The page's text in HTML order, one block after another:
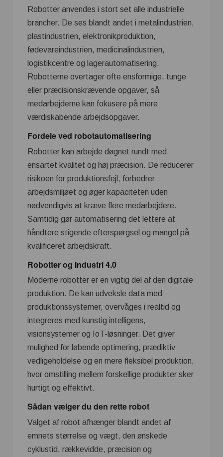
Robotter anvendes i stort set alle industrielle
brancher. De ses blandt andet i metalindustrien,
plastindustrien, elektronikproduktion,
fødevareindustrien, medicinalindustrien,
logistikcentre og lagerautomatisering.
Robotterne overtager ofte ensformige, tunge
eller præcisionskrævende opgaver, så
medarbejderne kan fokusere på mere
værdiskabende arbejdsopgaver.
Fordele ved robotautomatisering
Robotter kan arbejde døgnet rundt med
ensartet kvalitet og høj præcision. De reducerer
risikoen for produktionsfejl, forbedrer
arbejdsmiljøet og øger kapaciteten uden
nødvendigvis at kræve flere medarbejdere.
Samtidig gør automatisering det lettere at
håndtere stigende efterspørgsel og mangel på
kvalificeret arbejdskraft.
Robotter og Industri 4.0
Moderne robotter er en vigtig del af den digitale
produktion. De kan udveksle data med
produktionssystemer, overvåges i realtid og
integreres med kunstig intelligens,
visionsystemer og IoT-løsninger. Det giver
mulighed for løbende optimering, prædiktiv
vedligeholdelse og en mere fleksibel produktion,
hvor omstilling mellem forskellige produkter sker
hurtigt og effektivt.
Sådan vælger du den rette robot
Valget af robot afhænger blandt andet af
emnets størrelse og vægt, den ønskede
cyklustid, rækkevidde, præcision og